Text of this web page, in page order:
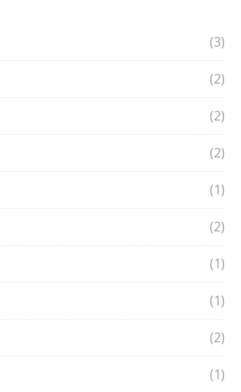
(3)
(2)
(2)
(2)
(1)
(2)
(1)
(1)
(2)
(1)